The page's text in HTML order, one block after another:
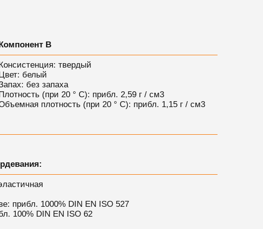
B
твердый
белый
без запаха
(при 20 ° C): прибл. 2,59 г / см3
плотность (при 20 ° C): прибл. 1,15 г / см3
прибл. 1000% DIN EN ISO 527
100% DIN EN ISO 62